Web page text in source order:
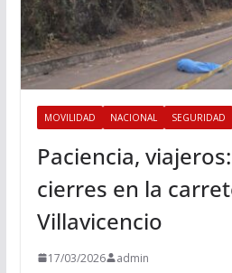
MOVILIDAD NACIONAL SEGURIDAD
Paciencia,
cierres en la
Villavicencio
17/03/2026 admin